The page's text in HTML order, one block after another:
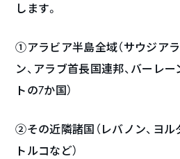
します。
①アラビア半島全域（サウジアラ
ン、アラブ首長国連邦、バーレー
トの7か国）
②その近隣諸国（レバノン、ヨル
トルコなど）